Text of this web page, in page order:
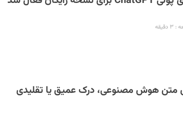
متن هوش مصنوعی، درک عمیق یا تقلیدی